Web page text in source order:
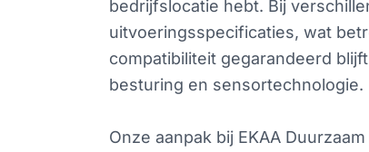
bedrijfslocatie hebt. Bij
uitvoeringsspecificaties, wat
compatibiliteit gegarandeerd
besturing en sensortechnologie.
Onze aanpak bij EKAA